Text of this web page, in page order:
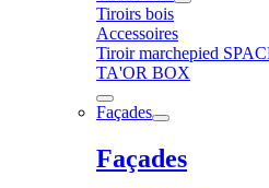
Tiroirs bois
Accessoires
Tiroir marchepied
TA'OR BOX
Façades
Façades